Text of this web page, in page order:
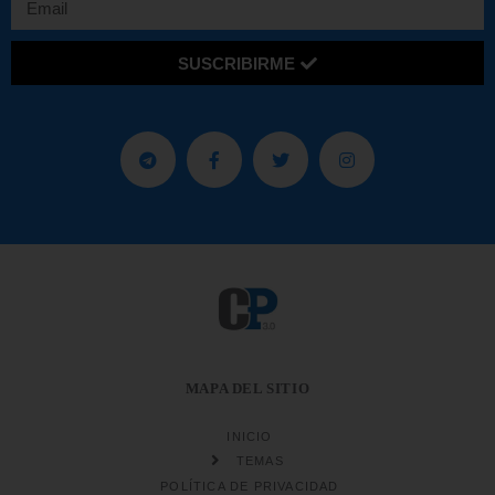
SUSCRIBIRME
MAPA DEL SITIO
INICIO
TEMAS
POLÍTICA DE PRIVACIDAD